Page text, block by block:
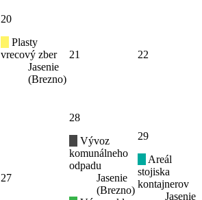
20
Plasty
vrecový zber
Jasenie
(Brezno)
21 22
27
28
Vývoz
komunálneho
odpadu
Jasenie
(Brezno)
29
Areál
stojiska
kontajnerov
Jasenie